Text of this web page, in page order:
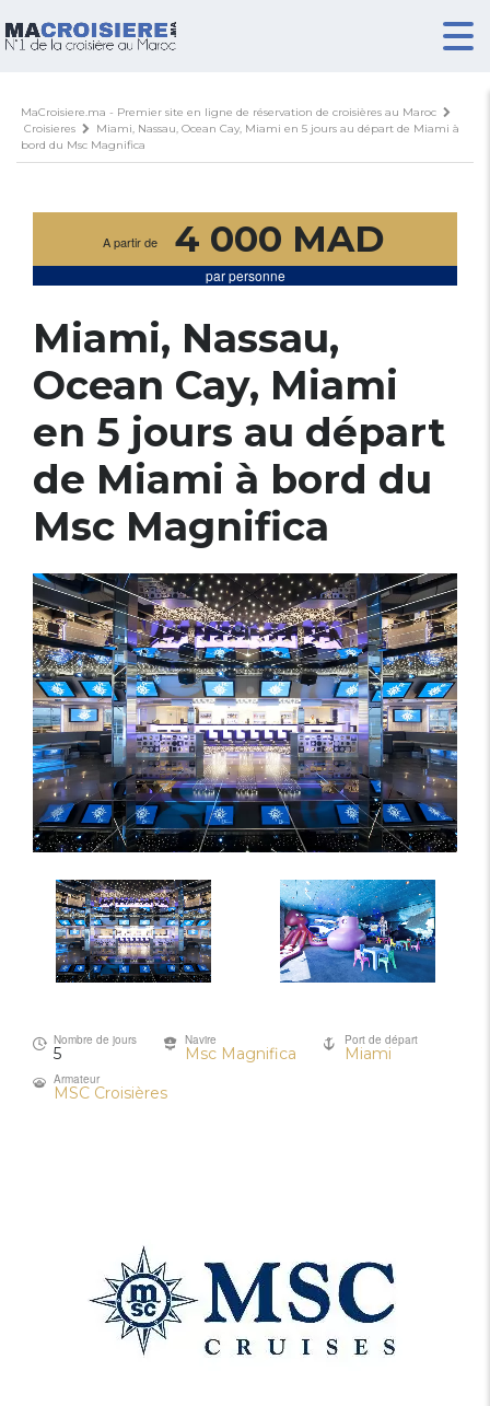
MaCroisiere.ma - Premier site en ligne de réservation de croisières au Maroc
Croisieres
Miami, Nassau, Ocean Cay, Miami en 5 jours au départ de Miami à
bord du Msc Magnifica
A partir de 4 000 MAD
par personne
Miami, Nassau,
Ocean Cay, Miami
en 5 jours au départ
de Miami à bord du
Msc Magnifica
Nombre de jours
5
Navire
Msc Magnifica
Port de départ
Miami
Armateur
MSC Croisières